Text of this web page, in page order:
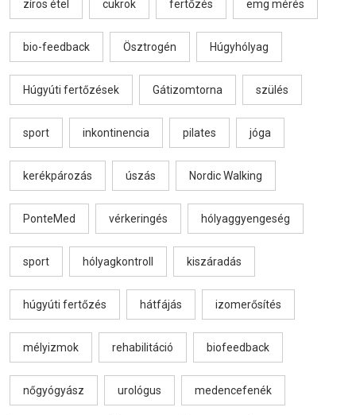
zíros étel cukrok fertőzés emg mérés
bio-feedback Ösztrogén Húgyhólyag
Húgyúti fertőzések Gátizomtorna szülés
sport inkontinencia pilates jóga
kerékpározás úszás Nordic Walking
PonteMed vérkeringés hólyaggyengeség
sport hólyagkontroll kiszáradás
húgyúti fertőzés hátfájás izomerősítés
mélyizmok rehabilitáció biofeedback
nőgyógyász urológus medencefenék